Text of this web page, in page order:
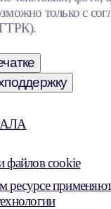
только с
файлов cookie